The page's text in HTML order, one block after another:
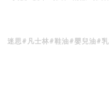
迷思#凡士林#鞋油#嬰兒油#